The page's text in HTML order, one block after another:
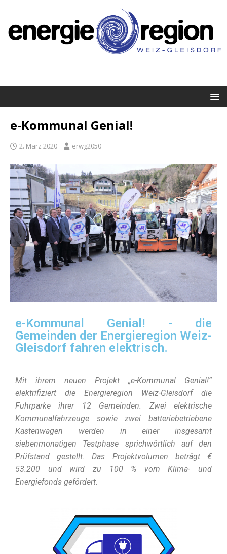
e-Kommunal Genial!
2. März 2020 erwg2050
e-Kommunal Genial! - die
Gemeinden der Energieregion Weiz-
Gleisdorf fahren elektrisch.
Mit ihrem neuen Projekt „e-Kommunal Genial!“
elektrifiziert die Energieregion Weiz-Gleisdorf die
Fuhrparke ihrer 12 Gemeinden. Zwei elektrische
Kommunalfahrzeuge sowie zwei batteriebetriebene
Kastenwagen werden in einer insgesamt
siebenmonatigen Testphase sprichwörtlich auf den
Prüfstand gestellt. Das Projektvolumen beträgt €
53.200 und wird zu 100 % vom Klima- und
Energiefonds gefördert.